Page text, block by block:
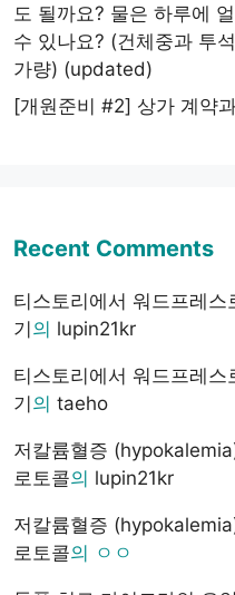
도 될까요? 물은 하루에
수 있나요? (건체중과 투
가량) (updated)
[개원준비 #2] 상가 계약
Recent Comments
티스토리에서 워드프레스
기 의 lupin21kr
티스토리에서 워드프레스
기 의 taeho
저칼륨혈증
로토콜의 lupin21kr
저칼륨혈증
로토콜의 ㅇㅇ